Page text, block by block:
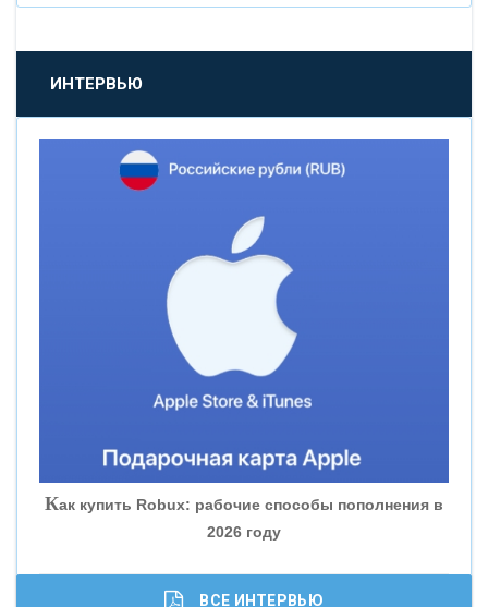
«БАНК САНКТ-ПЕТЕРБУРГ»
«ПРОМСВЯЗЬБАНК»
«НОВИКОМБАНК»
«ВНЕШПРОМБАНК»
«БАНК ГЛОБЭКС»
«СОВКОМБАНК»
«ГАЗПРОМБАНК»
ИНТЕРВЬЮ
Как купить Robux: рабочие способы пополнения в
2026 году
ВСЕ ИНТЕРВЬЮ